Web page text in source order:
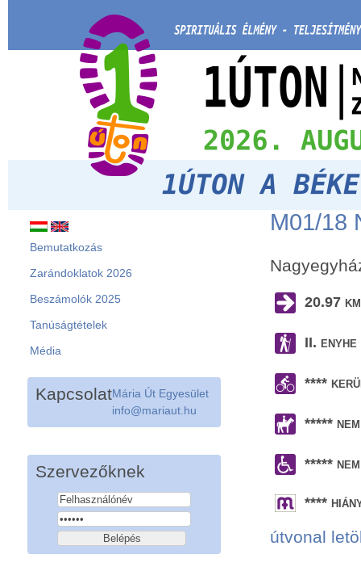
Bemutatkozás
Zarándoklatok 2026
Beszámolók 2025
Tanúságtételek
Média
KapcsolatMária Út Egyesület
info@mariaut.hu
Szervezőknek
M01/18
20.97
II.
****
*****
*****
****
útvonal